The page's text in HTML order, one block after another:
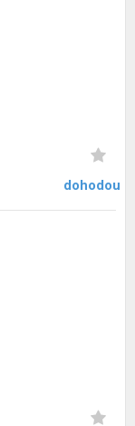
dohodou